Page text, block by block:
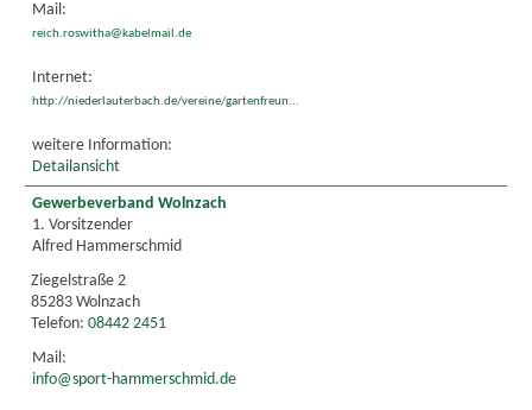
Mail:
reich.roswitha@kabelmail.de
Internet:
http://niederlauterbach.de/vereine/gartenfreun...
weitere Information:
Detailansicht
Gewerbeverband Wolnzach
1. Vorsitzender
Alfred Hammerschmid
Ziegelstraße 2
85283 Wolnzach
Telefon: 08442 2451
Mail:
info@sport-hammerschmid.de